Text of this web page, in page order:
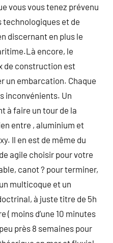
vous vous tenez prévenu
technologiques et de
discernant en plus le
encore, le
de construction est
un embarcation. Chaque
inconvénients. Un
à faire un tour de la
entre , aluminium et
Il en est de même du
agile choisir pour votre
canot ? pour terminer,
multicoque et un
à juste titre de 5h
( moins d’une 10 minutes
près 8 semaines pour